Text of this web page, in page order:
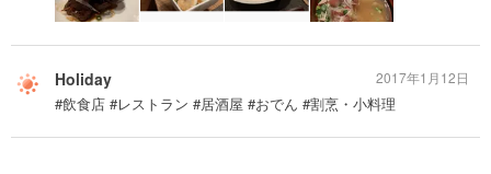
Holiday
#飲食店 #レストラン #居酒屋 #おでん #割烹・小料理
2017年1月12日